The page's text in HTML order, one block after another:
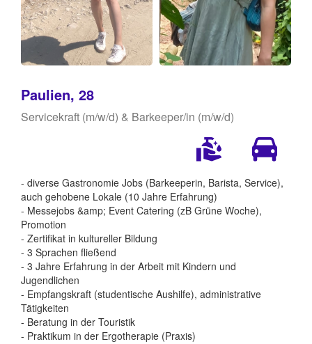
Paulien, 28
Servicekraft (m/w/d) & Barkeeper/in (m/w/d)
- diverse Gastronomie Jobs (Barkeeperin, Barista, Service),
auch gehobene Lokale (10 Jahre Erfahrung)
- Messejobs &amp; Event Catering (zB Grüne Woche),
Promotion
- Zertifikat in kultureller Bildung
- 3 Sprachen fließend
- 3 Jahre Erfahrung in der Arbeit mit Kindern und
Jugendlichen
- Empfangskraft (studentische Aushilfe), administrative
Tätigkeiten
- Beratung in der Touristik
- Praktikum in der Ergotherapie (Praxis)